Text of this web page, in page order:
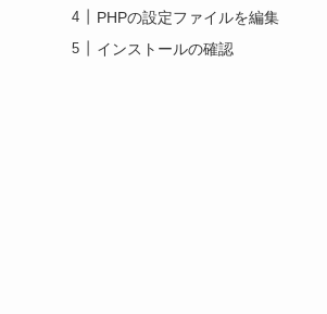
PHPの設定ファイルを編集
インストールの確認